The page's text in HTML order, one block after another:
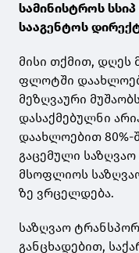
სამინისტროს
სააგენტოს
მისი თქმით, დღეს
ფლოტში
მეზღვაური
დასაქმებულნი
დაახლოებით
გაცემული საზღვაო
მსოფლიოს
ზე ვრცელდება.
საზღვაო
განცხადებით,